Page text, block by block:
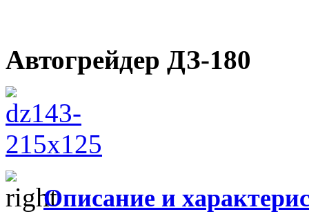
Автогрейдер ДЗ-180
Описание и